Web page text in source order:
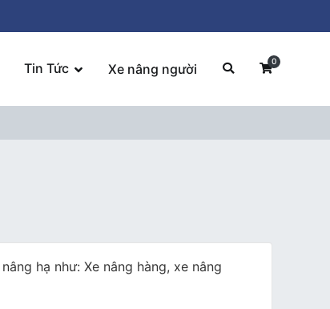
Tin Tức Xe nâng người 0
hạ như: Xe nâng hàng, xe nâng